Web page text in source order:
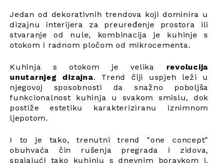
Jedan od dekorativnih trendova koji dominira u
dizajnu interijera za preuređenje prostora ili
stvaranje od nule, kombinacija je kuhinje s
otokom i radnom pločom od mikrocementa.
Kuhinja s otokom je velika revolucija
unutarnjeg dizajna. Trend čiji uspjeh leži u
njegovoj sposobnosti da snažno poboljša
funkcionalnost kuhinja u svakom smislu, dok
postiže estetiku karakteriziranu iznimnom
ljepotom.
I to je tako, trenutni trend "one concept"
obuhvaća čin rušenja pregrada i zidova,
spajajući tako kuhinju s dnevnim boravkom i,